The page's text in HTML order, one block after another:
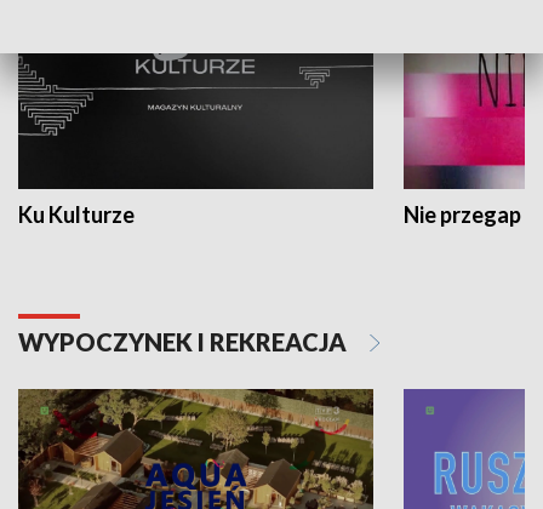
Ku Kulturze Nie przegap
WYPOCZYNEK I REKREACJA